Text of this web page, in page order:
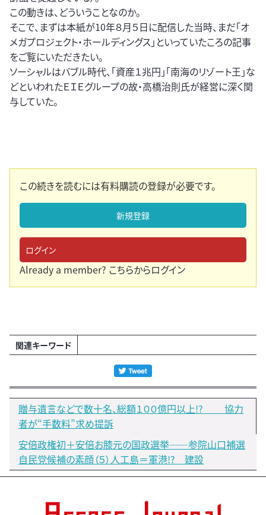
この動きは、どういうことなのか。
そこで、まずは本紙が10年８月５日に配信した当時、まだ「オ
メガプロジェクト・ホールディングス」といっていたころの記事
をご覧にいただきたい。
ソーシャルはバブル時代、「資産１兆円」「南海のリゾート王」な
どといわれたＥＩＥグループの故・高橋治則氏が経営に深く関
与していた。
この続きを読むには有料購読の登録が必要です。
新規登録
ログイン
Already a member? こちらからログイン
関連キーワード
贈与遺言などで数十名、総額１００億円以上!? 協力
者が“手数料”求め提訴
安倍政権初＋安倍お膝元の国政選挙――参院山口補選
自民党候補の素顔（５）人工島＝軍港!? 建設